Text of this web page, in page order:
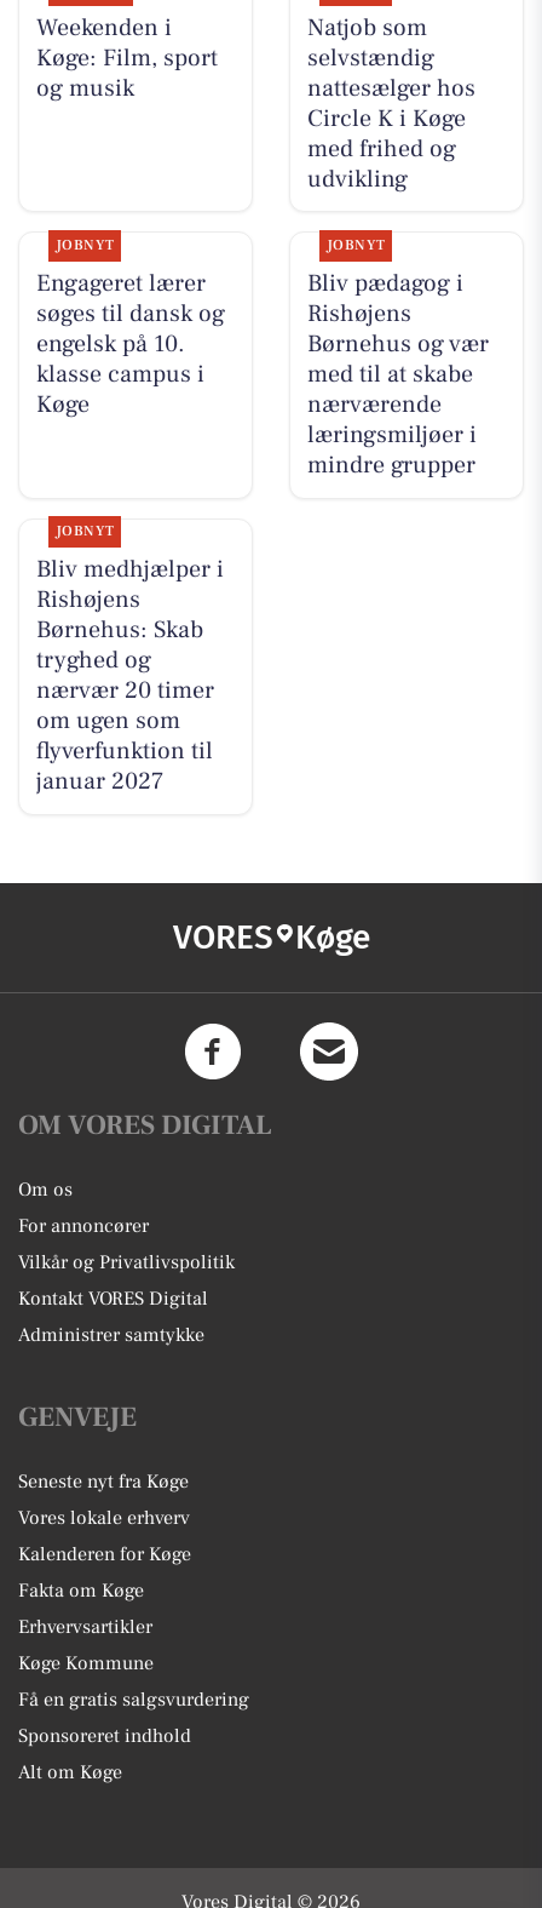
Weekenden i
Køge: Film, sport
og musik
Natjob som
selvstændig
nattesælger hos
Circle K i Køge
med frihed og
udvikling
JOBNYT
Engageret lærer
søges til dansk og
engelsk på 10.
klasse campus i
Køge
JOBNYT
Bliv pædagog i
Rishøjens
Børnehus og vær
med til at skabe
nærværende
læringsmiljøer i
mindre grupper
JOBNYT
Bliv medhjælper i
Rishøjens
Børnehus: Skab
tryghed og
nærvær 20 timer
om ugen som
flyverfunktion til
januar 2027
VORES Køge
OM VORES DIGITAL
Om os
For annoncører
Vilkår og Privatlivspolitik
Kontakt VORES Digital
Administrer samtykke
GENVEJE
Seneste nyt fra Køge
Vores lokale erhverv
Kalenderen for Køge
Fakta om Køge
Erhvervsartikler
Køge Kommune
Få en gratis salgsvurdering
Sponsoreret indhold
Alt om Køge
Vores Digital © 2026